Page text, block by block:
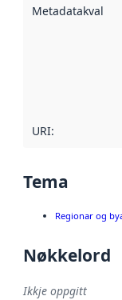
Metadatakvalitet
URI:
Tema
Regionar og
Nøkkelord
Ikkje oppgitt